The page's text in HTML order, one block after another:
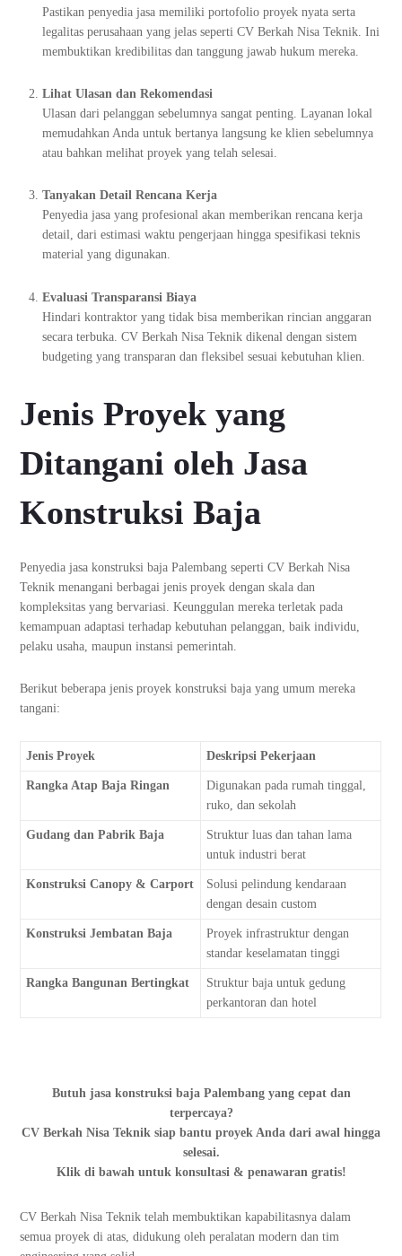
Pastikan penyedia jasa memiliki portofolio proyek nyata serta
legalitas perusahaan yang jelas seperti CV Berkah Nisa Teknik. Ini
membuktikan kredibilitas dan tanggung jawab hukum mereka.
Lihat Ulasan dan Rekomendasi
Ulasan dari pelanggan sebelumnya sangat penting. Layanan lokal
memudahkan Anda untuk bertanya langsung ke klien sebelumnya
atau bahkan melihat proyek yang telah selesai.
Tanyakan Detail Rencana Kerja
Penyedia jasa yang profesional akan memberikan rencana kerja
detail, dari estimasi waktu pengerjaan hingga spesifikasi teknis
material yang digunakan.
Evaluasi Transparansi Biaya
Hindari kontraktor yang tidak bisa memberikan rincian anggaran
secara terbuka. CV Berkah Nisa Teknik dikenal dengan sistem
budgeting yang transparan dan fleksibel sesuai kebutuhan klien.
Jenis Proyek yang
Ditangani oleh Jasa
Konstruksi Baja
Penyedia jasa konstruksi baja Palembang seperti CV Berkah Nisa
Teknik menangani berbagai jenis proyek dengan skala dan
kompleksitas yang bervariasi. Keunggulan mereka terletak pada
kemampuan adaptasi terhadap kebutuhan pelanggan, baik individu,
pelaku usaha, maupun instansi pemerintah.
Berikut beberapa jenis proyek konstruksi baja yang umum mereka
tangani:
Jenis Proyek Deskripsi Pekerjaan
Rangka Atap Baja Ringan
Digunakan pada rumah tinggal,
ruko, dan sekolah
Gudang dan Pabrik Baja
Struktur luas dan tahan lama
untuk industri berat
Konstruksi Canopy & Carport
Solusi pelindung kendaraan
dengan desain custom
Konstruksi Jembatan Baja
Proyek infrastruktur dengan
standar keselamatan tinggi
Rangka Bangunan Bertingkat
Struktur baja untuk gedung
perkantoran dan hotel
Butuh jasa konstruksi baja Palembang yang cepat dan
terpercaya?
CV Berkah Nisa Teknik siap bantu proyek Anda dari awal hingga
selesai.
Klik di bawah untuk konsultasi & penawaran gratis!
CV Berkah Nisa Teknik telah membuktikan kapabilitasnya dalam
semua proyek di atas, didukung oleh peralatan modern dan tim